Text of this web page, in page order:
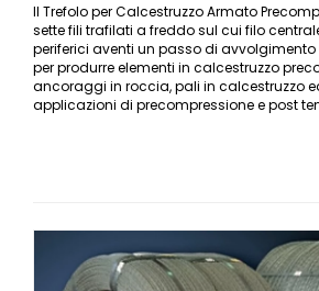
Il Trefolo per Calcestruzzo Armato
sette fili trafilati a freddo sul cui filo
periferici aventi un passo di avvolgimento
per produrre elementi in calcestruzzo
ancoraggi in roccia, pali in calcestruzzo
applicazioni di precompressione e post